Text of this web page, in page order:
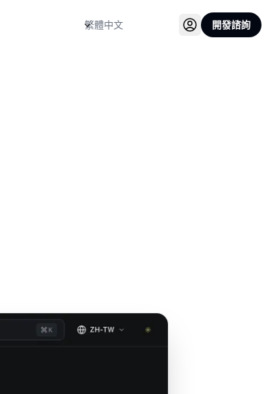
語言 開發諮詢